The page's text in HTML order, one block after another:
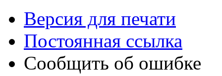
Версия для печати
Постоянная ссылка
Сообщить об ошибке